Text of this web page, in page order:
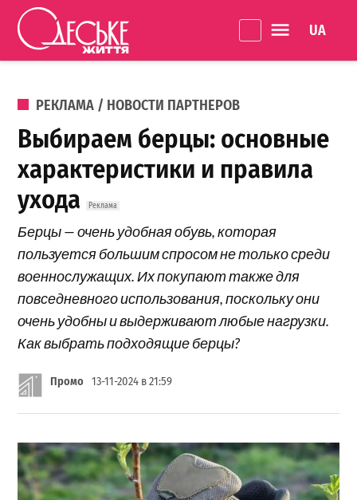
Перейти к содержанию
життя
ОПУБЛИКОВАНО В
РЕКЛАМА / НОВОСТИ ПАРТНЕРОВ
Выбираем берцы: основные
характеристики и правила
ухода
Берцы — очень удобная обувь, которая
пользуется большим спросом не только среди
военнослужащих. Их покупают также для
повседневного использования, поскольку они
очень удобны и выдерживают любые нагрузки.
Как выбрать подходящие берцы?
Промо 13-11-2024 в 21:59